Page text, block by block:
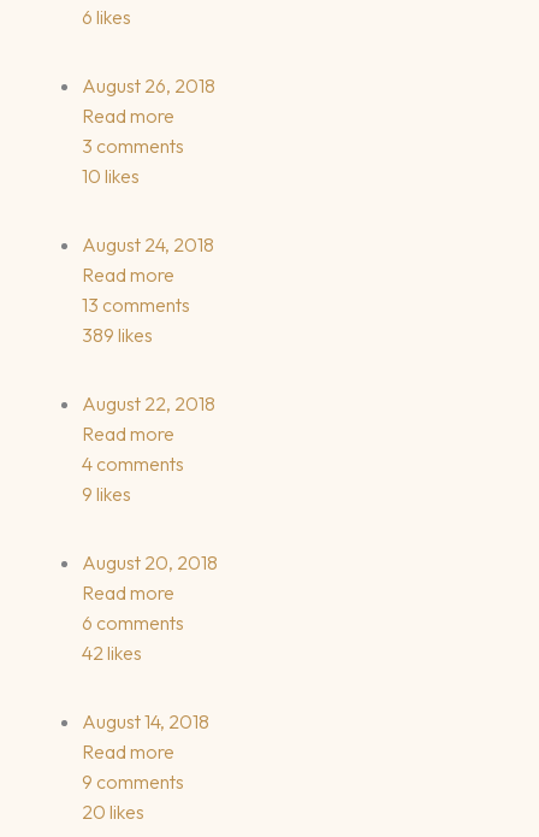
6 likes
August 26, 2018
Read more
3 comments
10 likes
August 24, 2018
Read more
13 comments
389 likes
August 22, 2018
Read more
4 comments
9 likes
August 20, 2018
Read more
6 comments
42 likes
August 14, 2018
Read more
9 comments
20 likes